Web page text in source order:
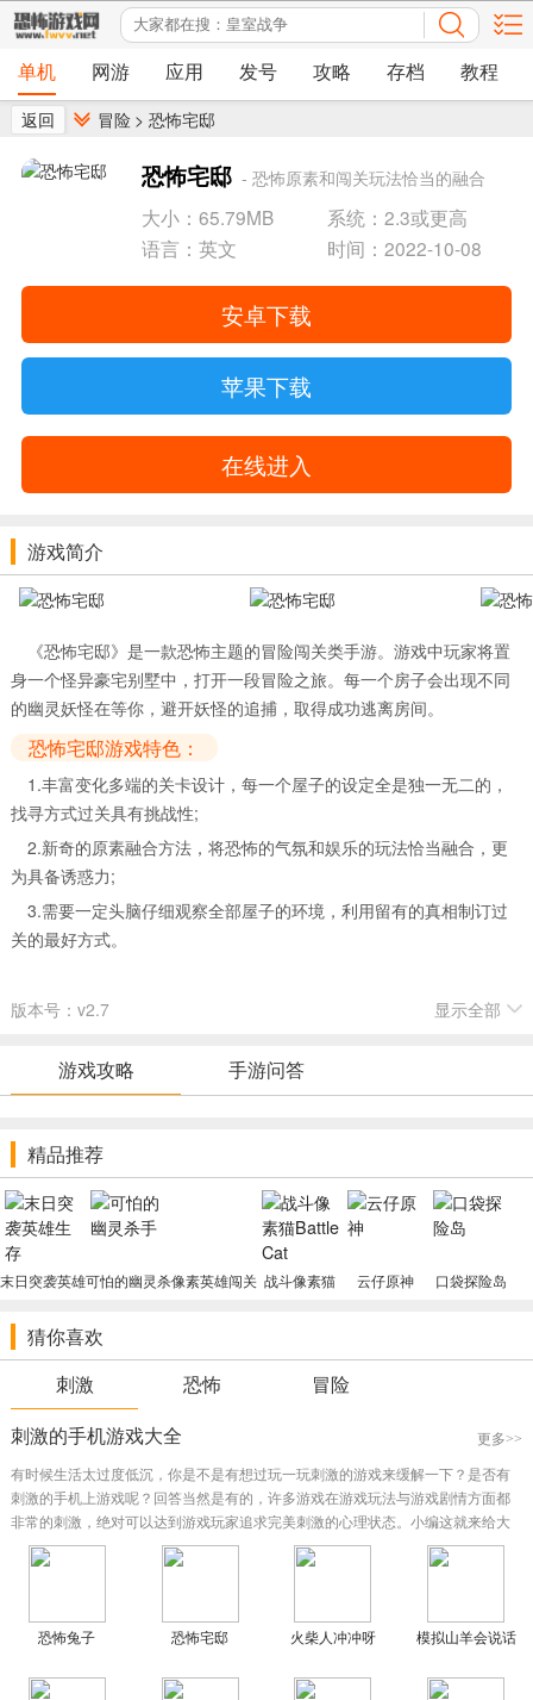
单机 网游 应用 发号 攻略 存档 教程
返回 冒险 > 恐怖宅邸
恐怖宅邸 - 恐怖原素和闯关玩法恰当的融合
大小：65.79MB
系统：2.3或更高
语言：英文
时间：2022-10-08
安卓下载
苹果下载
在线进入
游戏简介
《恐怖宅邸》是一款恐怖主题的冒险闯关类手游。游戏中玩家将置
身一个怪异豪宅别墅中，打开一段冒险之旅。每一个房子会出现不同
的幽灵妖怪在等你，避开妖怪的追捕，取得成功逃离房间。
恐怖宅邸游戏特色：
1.丰富变化多端的关卡设计，每一个屋子的设定全是独一无二的，
找寻方式过关具有挑战性;
2.新奇的原素融合方法，将恐怖的气氛和娱乐的玩法恰当融合，更
为具备诱惑力;
3.需要一定头脑仔细观察全部屋子的环境，利用留有的真相制订过
关的最好方式。
版本号：v2.7 显示全部
游戏攻略 手游问答
精品推荐
末日突袭英雄可怕的幽灵杀像素英雄闯关 战斗像素猫
云仔原神 口袋探险岛
猜你喜欢
刺激
恐怖
冒险
刺激的手机游戏大全
更多>>
有时候生活太过度低沉，你是不是有想过玩一玩刺激的游戏来缓解一下？是否有
刺激的手机上游戏呢？回答当然是有的，许多游戏在游戏玩法与游戏剧情方面都
非常的刺激，绝对可以达到游戏玩家追求完美刺激的心理状态。小编这就来给大
家介绍下刺激的手机上游戏有什么。...
恐怖兔子 恐怖宅邸 火柴人冲冲呀 模拟山羊会说话